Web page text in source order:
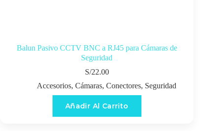
Balun Pasivo CCTV BNC a RJ45 para Cámaras de
Seguridad
S/22.00
Accesorios,Cámaras,Conectores, Seguridad
Añadir Al Carrito